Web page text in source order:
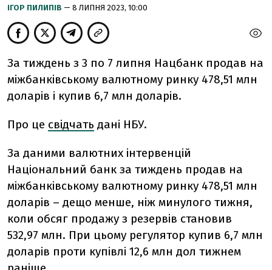
ІГОР ПИЛИПІВ — 8 ЛИПНЯ 2023, 10:00
За тиждень з 3 по 7 липня Нацбанк продав на
міжбанківському валютному ринку 478,51 млн
доларів і купив 6,7 млн доларів.
Про це свідчать дані НБУ.
За даними валютних інтервенцій
Національний банк за тиждень продав на
міжбанківському валютному ринку 478,51 млн
доларів – дещо менше, ніж минулого тижня,
коли обсяг продажу з резервів становив
532,97 млн. При цьому регулятор купив 6,7 млн
доларів проти купівлі 12,6 млн дол тижнем